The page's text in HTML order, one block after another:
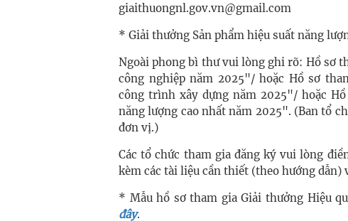
giaithuongnl.gov.vn@gmail.com
* Giải thưởng Sản phẩm hiệu suất năng
Ngoài phong bì thư vui lòng ghi rõ: Hồ sơ
công nghiệp năm 2025"/ hoặc Hồ sơ
công trình xây dựng năm 2025"/ hoặc
năng lượng cao nhất năm 2025". (Ban tổ
đơn vị.)
Các tổ chức tham gia đăng ký vui lòng
kèm các tài liệu cần thiết (theo hướng dẫn)
* Mẫu hồ sơ tham gia Giải thưởng Hiệu
đây.